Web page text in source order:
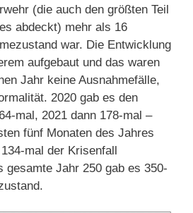
(die auch den größten Teil
abdeckt) mehr als 16
war. Die Entwicklung
aufgebaut und das waren
Jahr keine Ausnahmefälle,
2020 gab es den
mal, 2021 dann 178-mal –
fünf Monaten des Jahres
mal der Krisenfall
gesamte Jahr 250 gab es 350-